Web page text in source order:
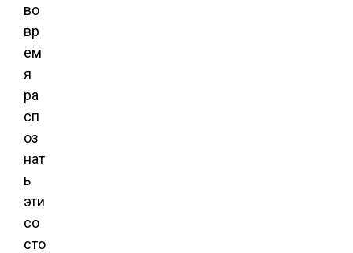
во
вр
ем
я
ра
сп
оз
нат
ь
эти
со
сто